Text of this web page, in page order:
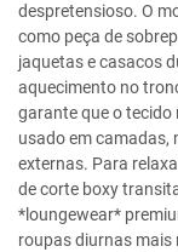
despretensioso. O
como peça de
jaquetas e casacos
aquecimento no
garante que o
usado em camadas,
externas. Para
de corte boxy
*loungewear*
roupas diurnas mais